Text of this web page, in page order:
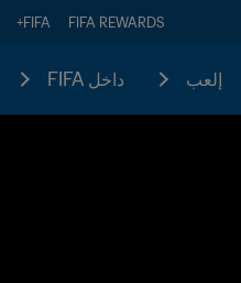
FIFA REWARDS
FIFA+
إلعب داخل FIFA